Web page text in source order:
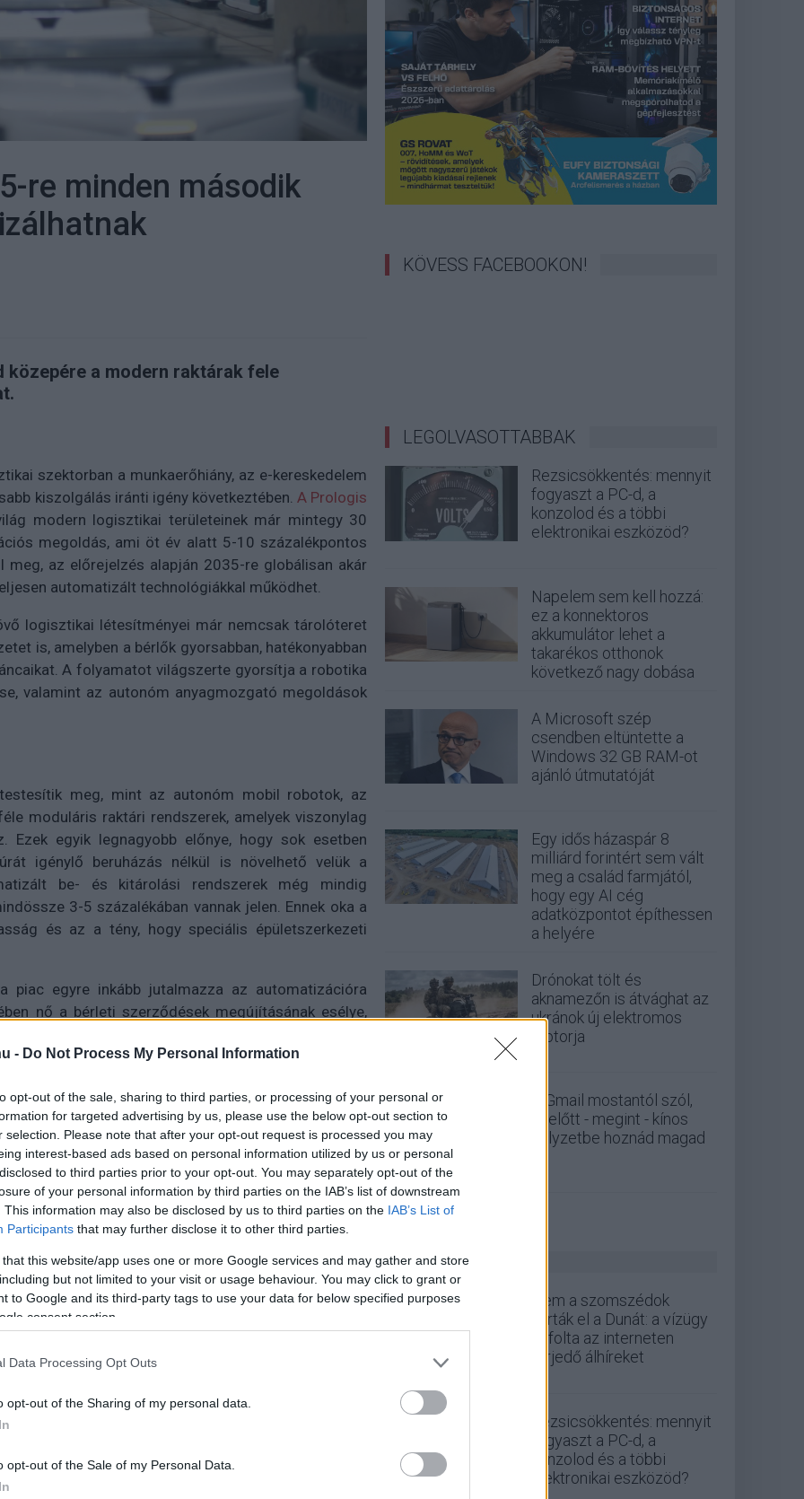
- Do Not Process My Personal Information
opt-out of the sale, sharing to third parties, or processing of your personal or
for targeted advertising by us, please use the below opt-out section to
selection. Please note that after your opt-out request is processed you may
interest-based ads based on personal information utilized by us or personal
to third parties prior to your opt-out. You may separately opt-out of the
of your personal information by third parties on the IAB’s list of downstream
This information may also be disclosed by us to third parties on the IAB’s List of
Participants that may further disclose it to other third parties.
that this website/app uses one or more Google services and may gather and store
but not limited to your visit or usage behaviour. You may click to grant or
to Google and its third-party tags to use your data for below specified purposes
consent section.
Data Processing Opt Outs
opt-out of the Sharing of my personal data.
opt-out of the Sale of my Personal Data.
re minden második
a modern raktárak fele
szektorban a munkaerőhiány, az e-kereskedelem
kiszolgálás iránti igény következtében. A Prologis
modern logisztikai területeinek már mintegy 30
megoldás, ami öt év alatt 5-10 százalékpontos
az előrejelzés alapján 2035-re globálisan akár
automatizált technológiákkal működhet.
logisztikai létesítményei már nemcsak tárolóteret
is, amelyben a bérlők gyorsabban, hatékonyabban
A folyamatot világszerte gyorsítja a robotika
valamint az autonóm anyagmozgató megoldások
meg, mint az autonóm mobil robotok, az
moduláris raktári rendszerek, amelyek viszonylag
Ezek egyik legnagyobb előnye, hogy sok esetben
igénylő beruházás nélkül is növelhető velük a
be- és kitárolási rendszerek még mindig
3-5 százalékában vannak jelen. Ennek oka a
és az a tény, hogy speciális épületszerkezeti
egyre inkább jutalmazza az automatizációra
nő a bérleti szerződések megújításának esélye,
évvel hosszabb, a díjak pedig nagyjából 10
képest, még a méretbeli és piaci
KÖVESS FACEBOOKON!
LEGOLVASOTTABBAK
Rezsicsökkentés: mennyit
fogyaszt a PC-d, a
konzolod és a többi
elektronikai eszközöd?
Napelem sem kell hozzá:
ez a konnektoros
akkumulátor lehet a
takarékos otthonok
következő nagy dobása
A Microsoft szép
csendben eltüntette a
Windows 32 GB RAM-ot
ajánló útmutatóját
Egy idős házaspár 8
milliárd forintért sem vált
meg a család farmjától,
hogy egy AI cég
adatközpontot építhessen
a helyére
Drónokat tölt és
aknamezőn is átvághat az
ukránok új elektromos
motorja
A Gmail mostantól szól,
mielőtt - megint - kínos
helyzetbe hoznád magad
ZÖLD PÁLYA
Nem a szomszédok
zárták el a Dunát: a vízügy
cáfolta az interneten
terjedő álhíreket
Rezsicsökkentés: mennyit
fogyaszt a PC-d, a
konzolod és a többi
elektronikai eszközöd?